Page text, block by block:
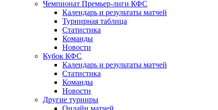
Чемпионат Премьер-лиги КФС
Календарь и результаты матчей
Турнирная таблица
Статистика
Команды
Новости
Кубок КФС
Календарь и результаты матчей
Статистика
Команды
Новости
Другие турниры
Онлайн матчей